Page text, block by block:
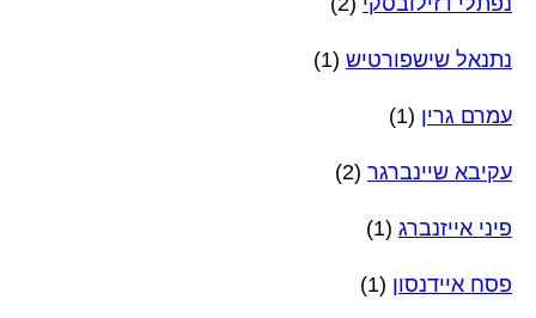
נתנאל שישפורטיש (1)
עמרם גרין (1)
עקיבא שיינברגר (2)
פיני אייזנברג (1)
פסח איידנסון (1)